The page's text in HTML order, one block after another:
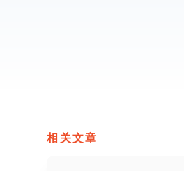
相关文章